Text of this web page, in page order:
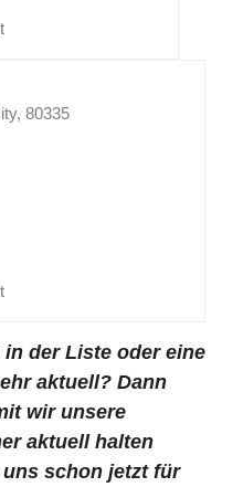
80335
der Liste oder eine
aktuell? Dann
wir unsere
aktuell halten
schon jetzt für